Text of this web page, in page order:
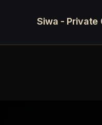
Siwa - Private